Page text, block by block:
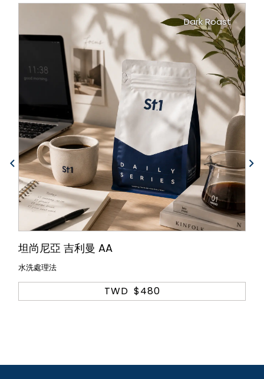
Dark Roast
坦尚尼亞 吉利曼 AA
水洗處理法
TWD $480